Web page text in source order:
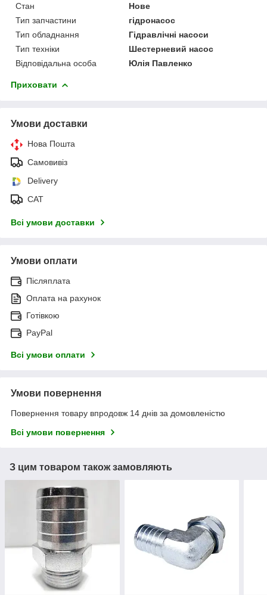
Стан
Нове
Тип запчастини
гідронасос
Тип обладнання
Гідравлічні насоси
Тип техніки
Шестерневий насос
Відповідальна особа
Юлія Павленко
Приховати
Умови доставки
Нова Пошта
Самовивіз
Delivery
САТ
Всі умови доставки
Умови оплати
Післяплата
Оплата на рахунок
Готівкою
PayPal
Всі умови оплати
Умови повернення
Повернення товару впродовж 14 днів за домовленістю
Всі умови повернення
З цим товаром також замовляють